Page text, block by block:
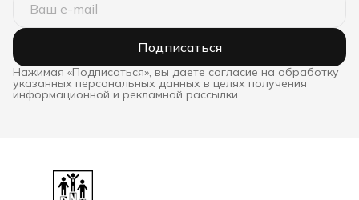
Подписаться
Нажимая «Подписаться», вы даете согласие на обработку
указанных персональных данных в целях получения
информационной и рекламной рассылки